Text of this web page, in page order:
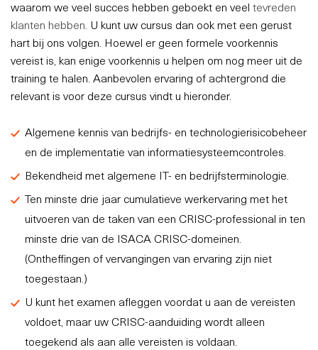
waarom we veel succes hebben geboekt en veel tevreden
klanten hebben. U kunt uw cursus dan ook met een gerust
hart bij ons volgen. Hoewel er geen formele voorkennis
vereist is, kan enige voorkennis u helpen om nog meer uit de
training te halen. Aanbevolen ervaring of achtergrond die
relevant is voor deze cursus vindt u hieronder.
Algemene kennis van bedrijfs- en technologierisicobeheer
en de implementatie van informatiesysteemcontroles.
Bekendheid met algemene IT- en bedrijfsterminologie.
Ten minste drie jaar cumulatieve werkervaring met het
uitvoeren van de taken van een CRISC-professional in ten
minste drie van de ISACA CRISC-domeinen.
(Ontheffingen of vervangingen van ervaring zijn niet
toegestaan.)
U kunt het examen afleggen voordat u aan de vereisten
voldoet, maar uw CRISC-aanduiding wordt alleen
toegekend als aan alle vereisten is voldaan.